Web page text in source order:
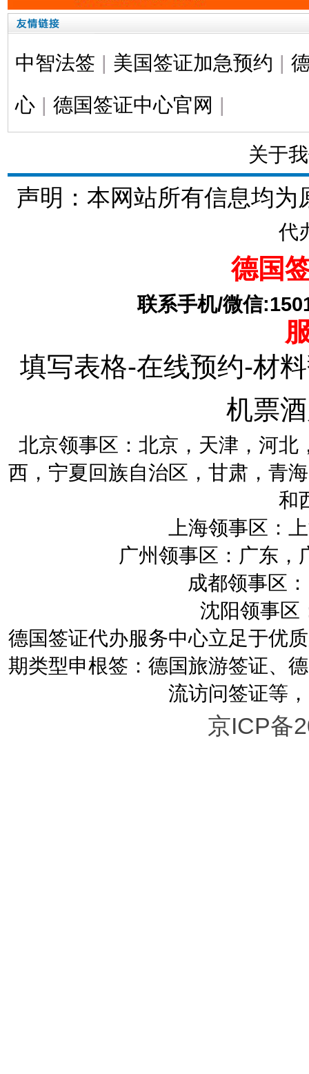
中智法签 | 美国签证加急预约 |
心 | 德国签证中心官网 |
关于
声明：本网站所有信息均为
代
德国
联系手机/微信
填写表格-在线预约-材
机票
北京领事区：北京，天津，河
西，宁夏回族自治区，甘肃，青
和
上海领事区：
广州领事区：广东，
成都领事区
沈阳领事区
德国签证代办服务中心立足于优
期类型申根签：德国旅游签证、
流访问签证等
京ICP备